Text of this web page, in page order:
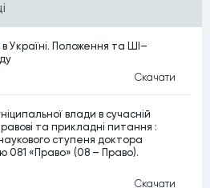
Україні. Положення та ШІ–
Скачати
влади в сучасній
та прикладні питання :
ступеня доктора
081 «Право» (08 – Право).
Скачати